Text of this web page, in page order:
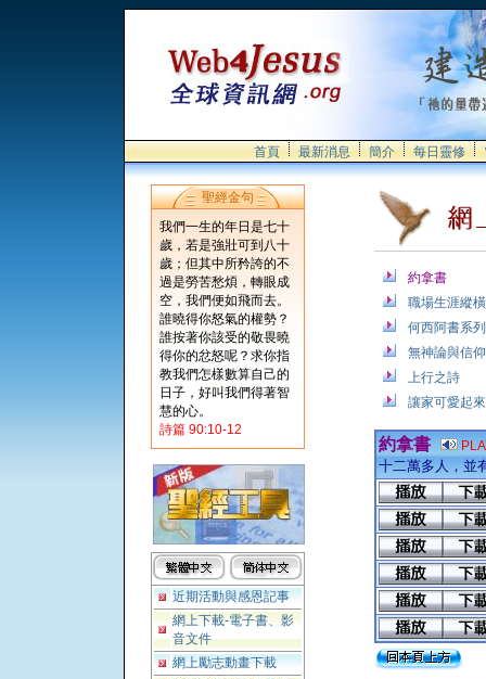
首頁 最新消息 簡介 每日靈修
聖經金句
我們一生的年日是七十
歲，若是強壯可到八十
歲；但其中所矜誇的不
過是勞苦愁煩，轉眼成
空，我們便如飛而去。
誰曉得你怒氣的權勢？
誰按著你該受的敬畏曉
得你的忿怒呢？求你指
教我們怎樣數算自己的
日子，好叫我們得著智
慧的心。
詩篇 90:10-12
近期活動與感恩記事
網上下載-電子書、影
音文件
網上勵志動畫下載
約拿書
職場生涯縱
何西阿書系列
無神論與信仰
上行之詩
讓家可愛起來
約拿書
十二萬多人，並